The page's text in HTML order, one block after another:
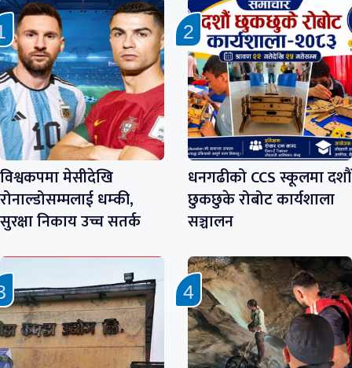
विश्वकपमा मेसीदेखि
रोनाल्डोसम्मलाई धम्की,
सुरक्षा निकाय उच्च सतर्क
धनगढीको CCS स्कूलमा दशौं
छुकछुके रोबोट कार्यशाला
सञ्चालन